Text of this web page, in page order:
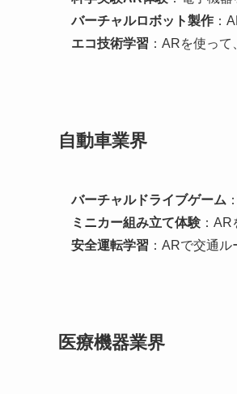
バーチャルロボット製作 ：
エコ技術学習 ：ARを使っ
自動車業界
バーチャルドライブゲーム
ミニカー組み立て体験 ：
安全運転学習 ：ARで交通
医療機器業界